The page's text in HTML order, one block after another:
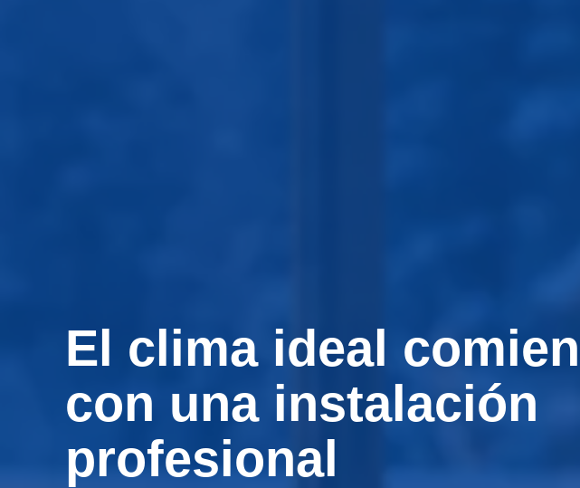
El clima ideal
con una instalación
profesional